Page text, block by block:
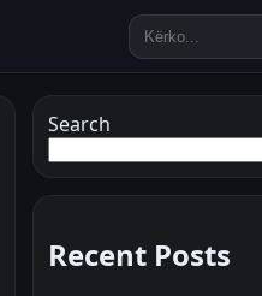
Search
Recent Posts